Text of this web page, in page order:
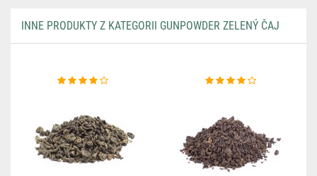
INNE PRODUKTY Z KATEGORII GUNPOWDER ZELENÝ ČAJ